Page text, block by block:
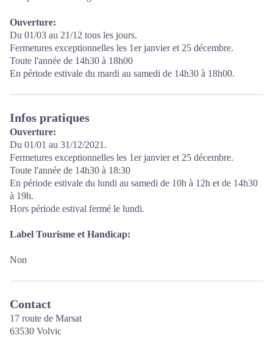
Ouverture:
Du 01/03 au 21/12 tous les jours.
Fermetures exceptionnelles les 1er janvier et 25 décembre.
Toute l'année de 14h30 à 18h00
En période estivale du mardi au samedi de 14h30 à 18h00.
Infos pratiques
Ouverture:
Du 01/01 au 31/12/2021.
Fermetures exceptionnelles les 1er janvier et 25 décembre.
Toute l'année de 14h30 à 18:30
En période estivale du lundi au samedi de 10h à 12h et de 14h30
à 19h.
Hors période estival fermé le lundi.
Label Tourisme et Handicap:
Non
Contact
17 route de Marsat
63530 Volvic